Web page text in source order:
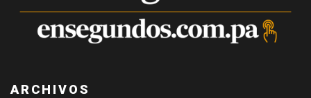
ARCHIVOS